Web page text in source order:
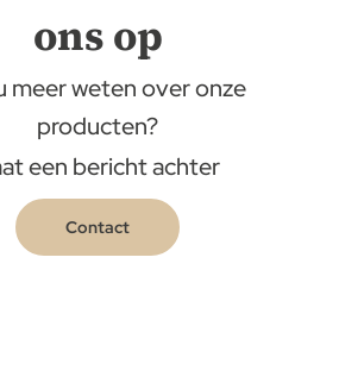
ons op
meer weten over onze
producten?
een bericht achter
Contact